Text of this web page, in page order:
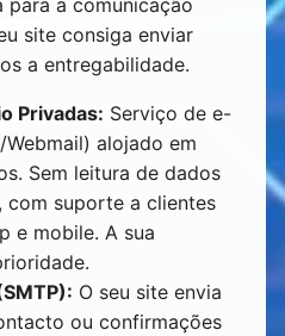
para a comunicação
site consiga enviar
a entregabilidade.
Privadas: Serviço de e-
Webmail) alojado em
Sem leitura de dados
com suporte a clientes
e mobile. A sua
O seu site envia
ou confirmações